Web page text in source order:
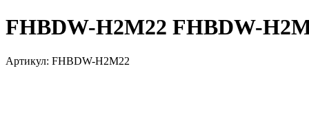
FHBDW-H2M22 FHBDW-
Артикул: FHBDW-H2M22